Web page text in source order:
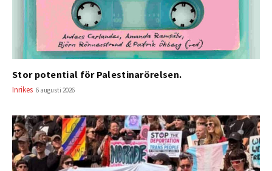
Stor potential för Palestinarörelsen.
Inrikes 6 augusti 2026